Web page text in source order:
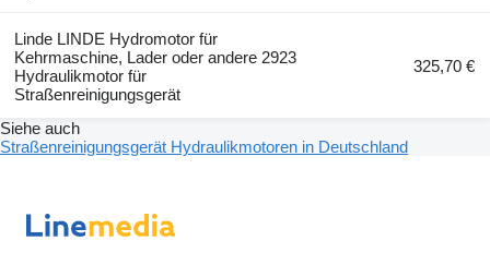
Linde LINDE Hydromotor für
Kehrmaschine, Lader oder andere 2923
Hydraulikmotor für
Straßenreinigungsgerät
325,70 €
Siehe auch
Straßenreinigungsgerät Hydraulikmotoren in Deutschland